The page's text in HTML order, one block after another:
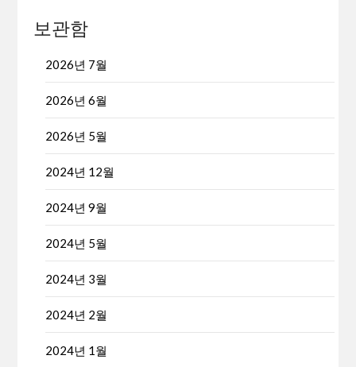
보관함
2026년 7월
2026년 6월
2026년 5월
2024년 12월
2024년 9월
2024년 5월
2024년 3월
2024년 2월
2024년 1월